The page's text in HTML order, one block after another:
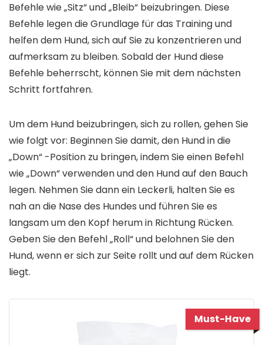
Befehle wie „Sitz“ und „Bleib“ beizubringen. Diese
Befehle legen die Grundlage für das Training und
helfen dem Hund, sich auf Sie zu konzentrieren und
aufmerksam zu bleiben. Sobald der Hund diese
Befehle beherrscht, können Sie mit dem nächsten
Schritt fortfahren.
Um dem Hund beizubringen, sich zu rollen, gehen Sie
wie folgt vor: Beginnen Sie damit, den Hund in die
„Down“ -Position zu bringen, indem Sie einen Befehl
wie „Down“ verwenden und den Hund auf den Bauch
legen. Nehmen Sie dann ein Leckerli, halten Sie es
nah an die Nase des Hundes und führen Sie es
langsam um den Kopf herum in Richtung Rücken.
Geben Sie den Befehl „Roll“ und belohnen Sie den
Hund, wenn er sich zur Seite rollt und auf dem Rücken
liegt.
Must-Have